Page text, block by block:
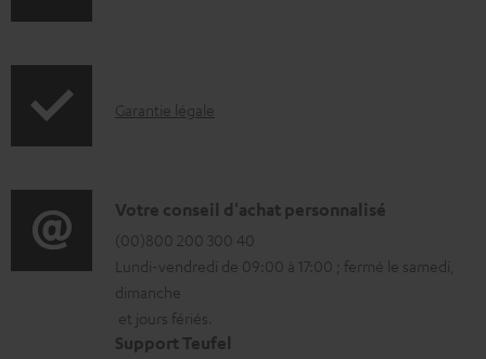
m
t
s
t
é
l
I
o
r
m
a
t
Garantie légale
D
é
t
a
i
Votre conseil d'achat personnalisé
(00)800 200 300 40
Lundi-vendredi de 09:00 à 17:00 ; fermé le samedi,
dimanche
et jours fériés.
Support Teufel